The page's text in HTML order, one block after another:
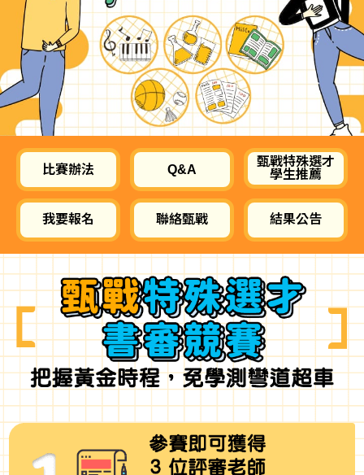
比賽辦法 Q&A
甄戰特殊選才
學生推薦
我要報名 聯絡甄戰 結果公告